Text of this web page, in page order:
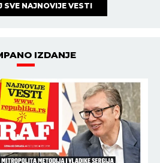
SVE NAJNOVIJE VESTI
IZDANJE